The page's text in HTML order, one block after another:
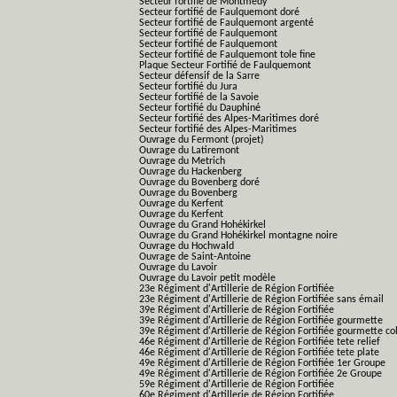
Secteur fortifié de Faulquemont doré
Secteur fortifié de Faulquemont argenté
Secteur fortifié de Faulquemont
Secteur fortifié de Faulquemont
Secteur fortifié de Faulquemont tole fine
Plaque Secteur Fortifié de Faulquemont
Secteur défensif de la Sarre
Secteur fortifié du Jura
Secteur fortifié de la Savoie
Secteur fortifié du Dauphiné
Secteur fortifié des Alpes-Maritimes doré
Secteur fortifié des Alpes-Maritimes
Ouvrage du Fermont (projet)
Ouvrage du Latiremont
Ouvrage du Metrich
Ouvrage du Hackenberg
Ouvrage du Bovenberg doré
Ouvrage du Bovenberg
Ouvrage du Kerfent
Ouvrage du Kerfent
Ouvrage du Grand Hohékirkel
Ouvrage du Grand Hohékirkel montagne noire
Ouvrage du Hochwald
Ouvrage de Saint-Antoine
Ouvrage du Lavoir
Ouvrage du Lavoir petit modèle
23e Régiment d'Artillerie de Région Fortifiée
23e Régiment d'Artillerie de Région Fortifiée sans émail
39e Régiment d'Artillerie de Région Fortifiée
39e Régiment d'Artillerie de Région Fortifiée gourmette
39e Régiment d'Artillerie de Région Fortifiée gourmette
46e Régiment d'Artillerie de Région Fortifiée tete relief
46e Régiment d'Artillerie de Région Fortifiée tete plate
49e Régiment d'Artillerie de Région Fortifiée 1er Groupe
49e Régiment d'Artillerie de Région Fortifiée 2e Groupe
59e Régiment d'Artillerie de Région Fortifiée